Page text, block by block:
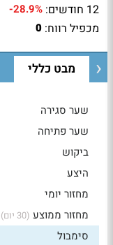
12 חודשים: -28.9%
מכפיל רווח: 0
מבט כללי
שער סגירה
שער פתיחה
ביקוש
היצע
מחזור יומי
מחזור ממוצע (30 יום)
סימבול